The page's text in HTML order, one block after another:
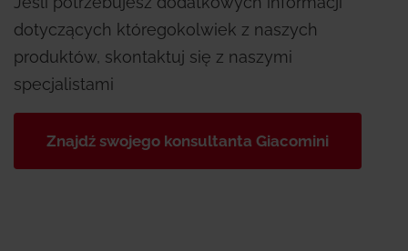
dotyczących któregokolwiek z naszych
produktów, skontaktuj się z naszymi
specjalistami
Znajdź swojego konsultanta Giacomini